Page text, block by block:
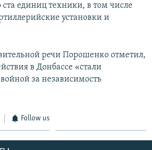
единиц техники, в том числе
установки и
речи Порошенко отметил,
в Донбассе «стали
за независимость
Follow us